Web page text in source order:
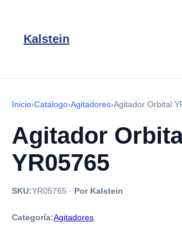
Kalstein
Inicio›Catálogo›Agitadores›Agitador Orbital
Agitador
YR05765
SKU:YR05765 · Por Kalstein
Categoría:Agitadores